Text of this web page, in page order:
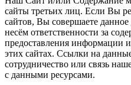
сайты третьих лиц. Если Вы
сайтов, Вы совершаете
несём ответственности за
предоставления информации
этих сайтах. Ссылки на
сотрудничество или связь
с данными ресурсами.